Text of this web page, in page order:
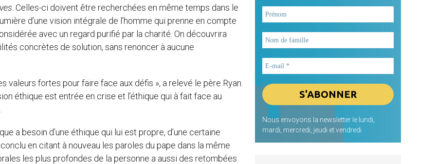
. Celles-ci doivent être recherchées en même temps dans le
d’une vision intégrale de l’homme qui prenne en compte
avec un regard purifié par la charité. On découvrira
concrètes de solution, sans renoncer à aucune
valeurs fortes pour faire face aux défis », a relevé le père Ryan.
éthique est entrée en crise et l’éthique qui à fait face au
a besoin d’une éthique qui lui est propre, d’une certaine
en citant à nouveau les paroles du pape dans la même
les plus profondes de la personne a aussi des retombées
Nous envoyons la newsletter le lundi,
mardi, mercredi, jeudi et vendredi